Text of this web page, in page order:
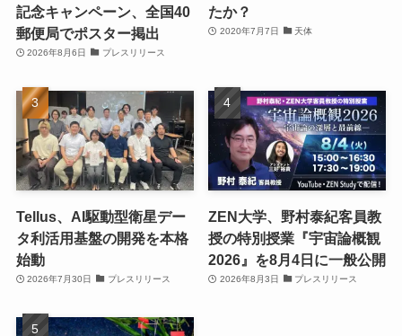
記念キャンペーン、全国40
郵便局でポスター掲出
2026年8月6日 プレスリリース
たか？
2020年7月7日 天体
Tellus、AI駆動型衛星デー
タ利活用基盤の開発を本格
始動
2026年7月30日 プレスリリース
ZEN大学、野村泰紀客員教
授の特別授業『宇宙論概観
2026』を8月4日に一般公開
2026年8月3日 プレスリリース